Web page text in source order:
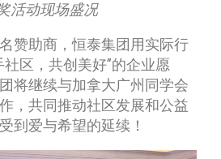
活动现场盛况
赞助商，恒泰集团用实际行
区，共创美好”的企业愿
将继续与加拿大广州同学会
，共同推动社区发展和公益
到爱与希望的延续！